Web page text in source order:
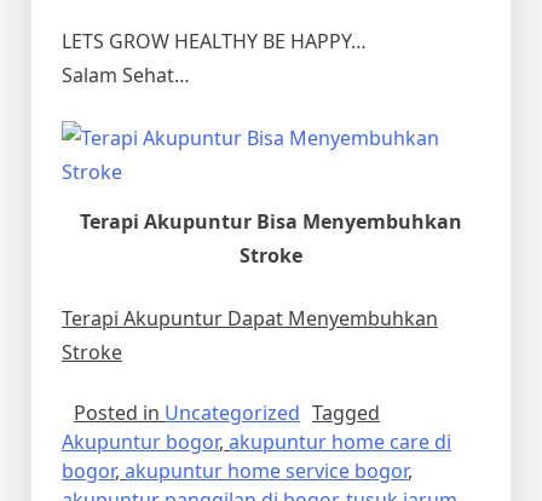
LETS GROW HEALTHY BE HAPPY…
Salam Sehat…
Terapi Akupuntur Bisa Menyembuhkan
Stroke
Terapi Akupuntur Dapat Menyembuhkan
Stroke
Posted in Uncategorized Tagged
Akupuntur bogor, akupuntur home care di
bogor, akupuntur home service bogor,